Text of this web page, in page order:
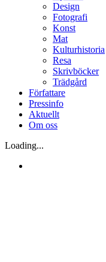
Design
Fotografi
Konst
Mat
Kulturhistoria
Resa
Skrivböcker
Trädgård
Författare
Pressinfo
Aktuellt
Om oss
Loading...